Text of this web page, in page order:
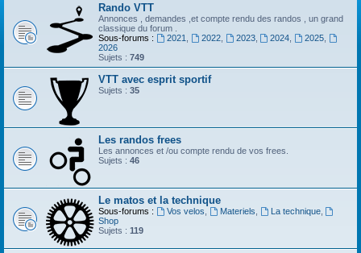
Rando VTT
Annonces , demandes ,et compte rendu des randos , un grand
classique du forum .
Sous-forums :
2021 2022, 2023, 2024 2025
2026
Sujets : 749
VTT avec esprit sportif
Sujets : 35
Les randos frees
Les annonces et /ou compte rendu de vos frees.
Sujets : 46
Le matos et la technique
Sous-forums : Vos velos Materiels La technique,
Shop
Sujets : 119